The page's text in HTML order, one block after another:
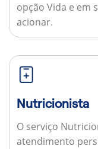
opção Vida e em
acionar.
Nutricionista
O serviço
atendimento